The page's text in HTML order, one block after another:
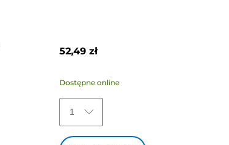
52,49 zł
Dostępne online
1